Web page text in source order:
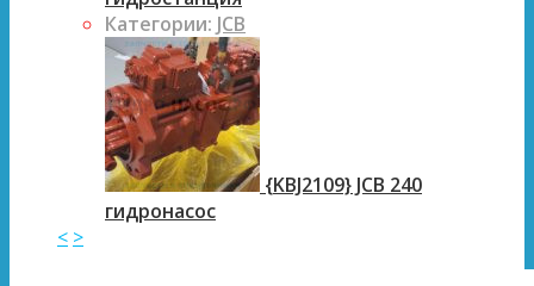
Категории: JCB
{KBJ2109} JCB 240
гидронасос
< >